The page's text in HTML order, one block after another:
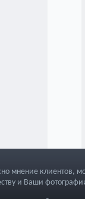
мнение клиентов,
и Ваши